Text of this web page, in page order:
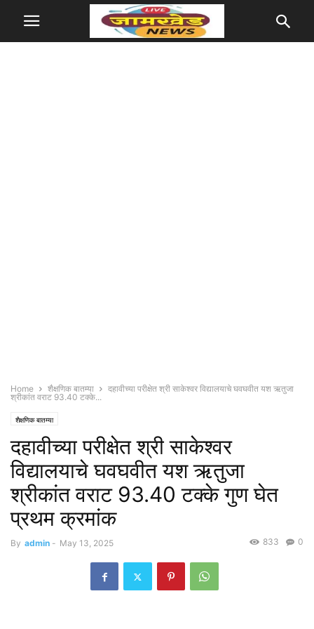
Home शैक्षणिक बातम्या
दहावीच्या परीक्षेत श्री साकेश्वर विद्यालयाचे घवघवीत यश ऋतुजा
श्रीकांत वराट 93.40 टक्के...
शैक्षणिक बातम्या
दहावीच्या परीक्षेत श्री साकेश्वर
विद्यालयाचे घवघवीत यश ऋतुजा
श्रीकांत वराट 93.40 टक्के गुण घेत
प्रथम क्रमांक
By admin - May 13, 2025 0
833